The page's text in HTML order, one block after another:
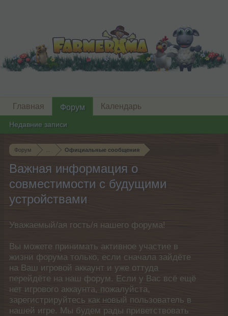
Форум Официальные сообщения
Важная информация о
совместимости с будущими
устройствами
Уважаемый/ая гость/я нашего форума!
Вы можете принимать активное участие в
жизни форума только, если сначала зайдёте
на Ваш игровой аккаунт и уже оттуда
перейдёте на наш форум. Если у Вас всё ещё
нет игрового аккаунта, пожалуйста,
зарегистрируйтесь как новый пользователь в
нашей игре. Мы будем рады приветствовать
Главная Форум
Недавние записи
Календарь